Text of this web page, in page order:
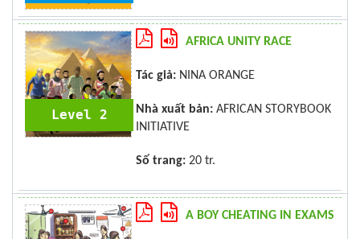
Level 2
AFRICA UNITY RACE
Tác giả: NINA ORANGE
Nhà xuất bản: AFRICAN STORYBOOK
INITIATIVE
Số trang: 20 tr.
A BOY CHEATING IN EXAMS